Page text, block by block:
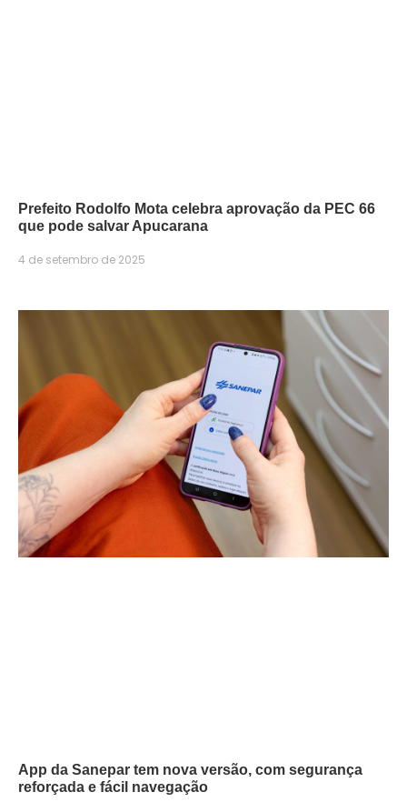
Prefeito Rodolfo Mota celebra aprovação da PEC 66
que pode salvar Apucarana
4 de setembro de 2025
App da Sanepar tem nova versão, com segurança
reforçada e fácil navegação